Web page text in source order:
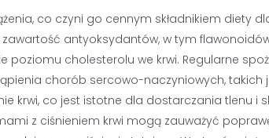
co czyni go cennym składnikiem diety
antyoksydantów, w tym
poziomu cholesterolu we krwi. Regularne
chorób sercowo-naczyniowych, takich
krwi, co jest istotne dla dostarczania tlenu i
z ciśnieniem krwi mogą zauważyć